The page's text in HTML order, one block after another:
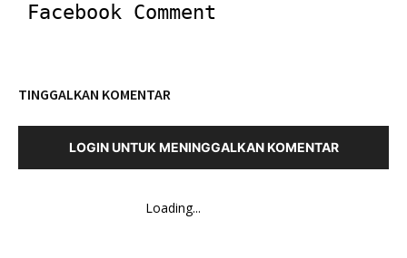
Facebook Comment
TINGGALKAN KOMENTAR
LOGIN UNTUK MENINGGALKAN KOMENTAR
Loading...